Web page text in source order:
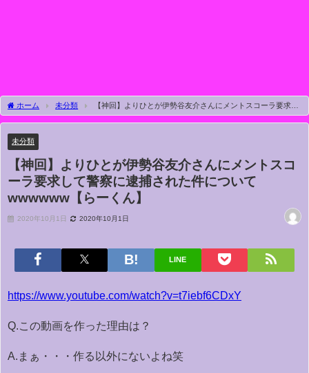
ホーム 未分類
【神回】よりひとが伊勢谷友介さんにメントスコーラ要求し
て警察に逮捕された件についてwwwwww【らーくん】
未分類
【神回】よりひとが伊勢谷友介さんにメントスコ
ーラ要求して警察に逮捕された件について
wwwwww【らーくん】
2020年10月1日 2020年10月1日
LINE
https://www.youtube.com/watch?v=t7iebf6CDxY
Q.この動画を作った理由は？
A.まぁ・・・作る以外にないよね笑